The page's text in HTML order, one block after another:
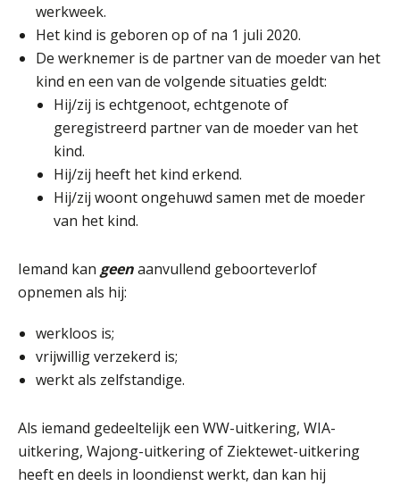
werkweek.
Het kind is geboren op of na 1 juli 2020.
De werknemer is de partner van de moeder van het
kind en een van de volgende situaties geldt:
Hij/zij is echtgenoot, echtgenote of
geregistreerd partner van de moeder van het
kind.
Hij/zij heeft het kind erkend.
Hij/zij woont ongehuwd samen met de moeder
van het kind.
Iemand kan geenaanvullend geboorteverlof
opnemen als hij:
werkloos is;
vrijwillig verzekerd is;
werkt als zelfstandige.
Als iemand gedeeltelijk een WW-uitkering, WIA-
uitkering, Wajong-uitkering of Ziektewet-uitkering
heeft en deels in loondienst werkt, dan kan hij
25
AUG
MOCuitgevers
25
AUG
Summercourse: Kiezen wat bij je past, loslaten wat je niet verder helpt
MOCuitgevers
25
AUG
MOCuitgevers
AUG
MOCuitgevers
26
Opfriscursus PDL (NIRPA PE)
26
AUG
Summercourse Impact en invloed van AI op de salarisverwerking (basis)
MOCuitgevers